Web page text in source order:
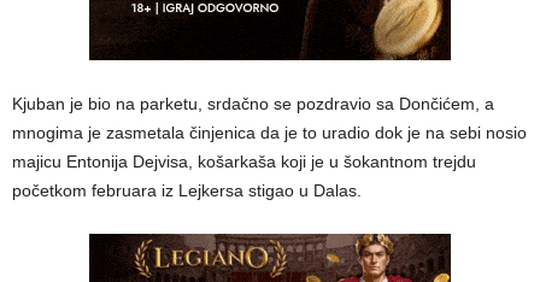
Kjuban je bio na parketu, srdačno se pozdravio sa Dončićem, a
mnogima je zasmetala činjenica da je to uradio dok je na sebi nosio
majicu Entonija Dejvisa, košarkaša koji je u šokantnom trejdu
početkom februara iz Lejkersa stigao u Dalas.